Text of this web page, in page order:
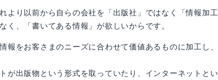
より以前から自らの会社を「出版社」ではなく「情報加
く、「書いてある情報」が欲しいからです。
報をお客さまのニーズに合わせて価値あるものに加工し
が出版物という形式を取っていたり、インターネットと